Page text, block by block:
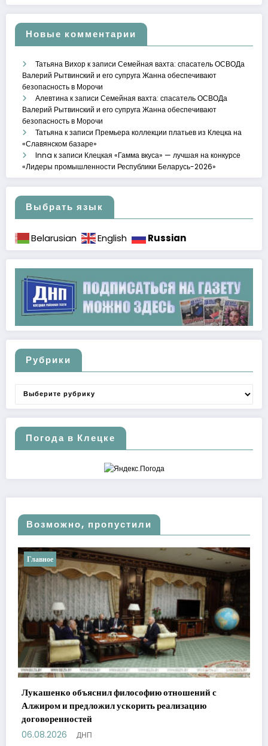
Новые комментарии
Татьяна Вихорк записи Семейная вахта: спасатель ОСВОДа
Валерий Рытвинский и его супруга Жанна обеспечивают
безопасность в Морочи
Алевтинак записи Семейная вахта: спасатель ОСВОДа
Валерий Рытвинский и его супруга Жанна обеспечивают
безопасность в Морочи
Татьянак записи Премьера коллекции платьев из Клецка на
«Славянском базаре»
Inna к записи Клецкая «Гамма вкуса» — лучшая на конкурсе
«Лидеры промышленности Республики Беларусь-2026»
Выбрать язык
Belarusian English Russian
Рубрики
Рубрики
Погода в Клецке
Возможно, пропустили
Важное
Горький опыт спасателей: детская шалость и